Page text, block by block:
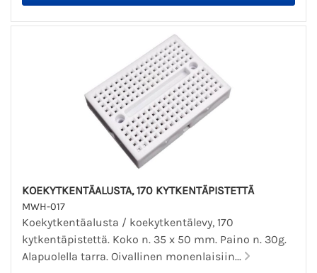
KOEKYTKENTÄALUSTA, 170 KYTKENTÄPISTETTÄ
MWH-017
Koekytkentäalusta / koekytkentälevy, 170
kytkentäpistettä. Koko n. 35 x 50 mm. Paino n. 30g.
Alapuolella tarra. Oivallinen monenlaisiin...